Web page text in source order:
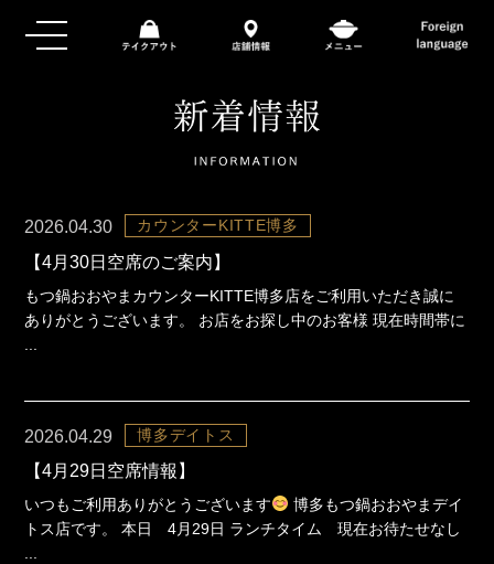
2026.04.30 カウンターKITTE博多
【4月30日空席のご案内】
もつ鍋おおやまカウンターKITTE博多店をご利用いただき誠に
ありがとうございます。 お店をお探し中のお客様 現在時間帯に
2026.04.29 博多デイトス
【4月29日空席情報】
いつもご利用ありがとうございます
博多もつ鍋おおやまデイ
トス店です。 本日 4月29日 ランチタイム 現在お待たせなし